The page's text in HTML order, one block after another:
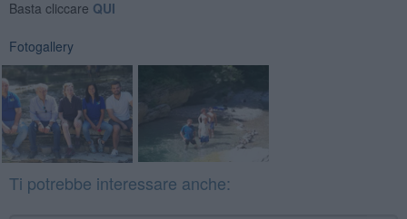
Basta cliccare QUI
Fotogallery
Ti potrebbe interessare anche: